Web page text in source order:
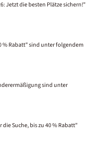
Jetzt die besten Plätze sichern!"
% Rabatt" sind unter folgendem
sind unter
die Suche, bis zu 40 % Rabatt"